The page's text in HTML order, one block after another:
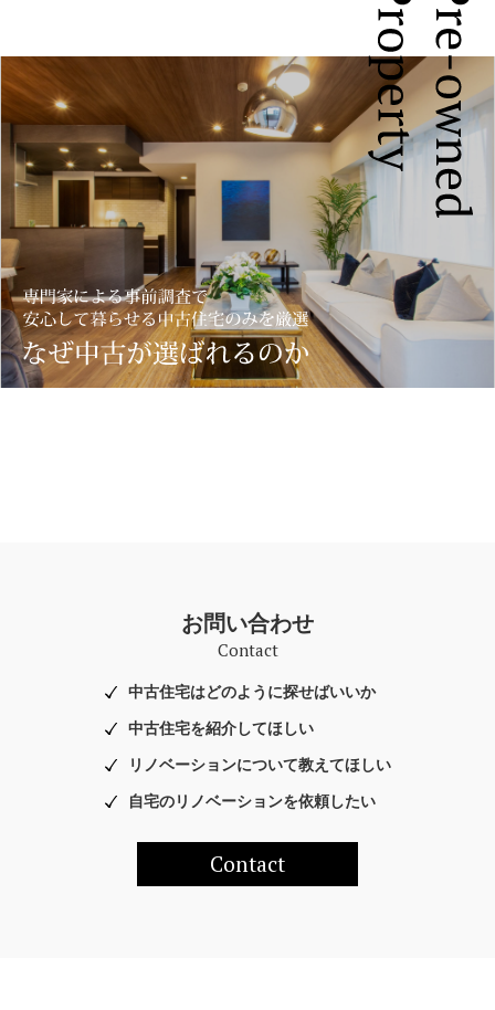
お問い合わせ
Contact
中古住宅はどのように探せばいいか
中古住宅を紹介してほしい
リノベーションについて教えてほしい
自宅のリノベーションを依頼したい
Contact